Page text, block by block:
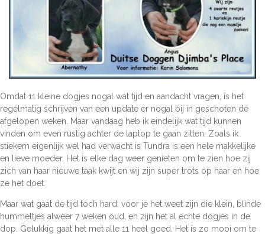
Omdat 11 kleine dogjes nogal wat tijd en aandacht vragen, is het
regelmatig schrijven van een update er nogal bij in geschoten de
afgelopen weken. Maar vandaag heb ik eindelijk wat tijd kunnen
vinden om even rustig achter de laptop te gaan zitten. Zoals ik
stiekem eigenlijk wel had verwacht is Tundra is een hele makkelijke
en lieve moeder. Het is elke dag weer genieten om te zien hoe zij
zich van haar nieuwe taak kwijt en wij zijn super trots op haar en hoe
ze het doet.
Maar wat gaat de tijd toch hard; voor je het weet zijn die klein, blinde
hummeltjes alweer 7 weken oud, en zijn het al echte dogjes in de
dop. Gelukkig gaat het met alle 11 heel goed. Het is zo mooi om te